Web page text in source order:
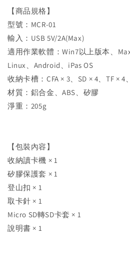
【商品規格】
型號：MCR-01
輸入：USB 5V/2A(Max)
適用作業軟體：Win7以上版本、Max
Linux、Android、iPas OS
收納卡槽：CFA × 3、SD × 4、TF × 4
材質：鋁合金、ABS、矽膠
淨重：205g
【包裝內容】
收納讀卡機 × 1
矽膠保護套 × 1
登山扣 × 1
取卡針 × 1
Micro SD轉SD卡套 × 1
說明書 × 1